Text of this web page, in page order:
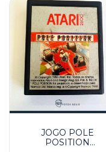
JOGO POLE
POSITION